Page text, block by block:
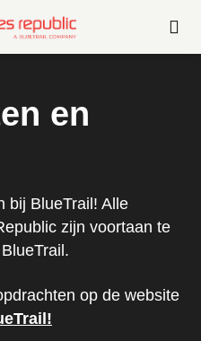
en
bij BlueTrail! Alle
zijn voortaan te
op de website
!